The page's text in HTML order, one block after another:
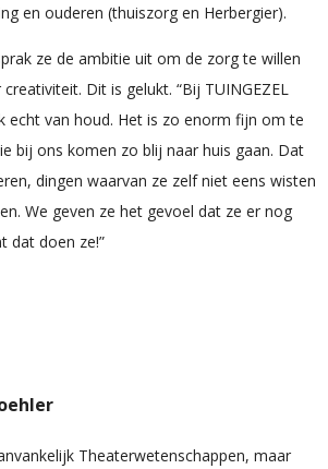
en ouderen (thuiszorg en Herbergier).
ze de ambitie uit om de zorg te willen
Dit is gelukt. “Bij TUINGEZEL
echt van houd. Het is zo enorm fijn om te
bij ons komen zo blij naar huis gaan. Dat
dingen waarvan ze zelf niet eens wisten
We geven ze het gevoel dat ze er nog
dat doen ze!”
Theaterwetenschappen, maar